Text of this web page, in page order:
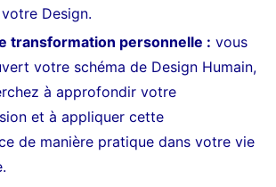
Design.
transformation personnelle : vous
votre schéma de Design Humain,
à approfondir votre
et à appliquer cette
de manière pratique dans votre vie